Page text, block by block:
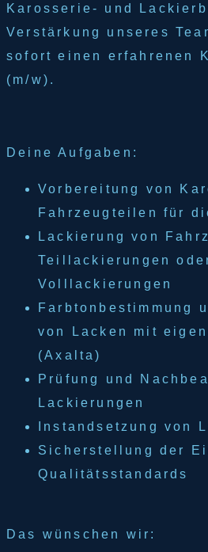
Karosserie- und
Verstärkung unseres
sofort einen erfahrenen
(m/w).
Deine Aufgaben:
Vorbereitung von
Fahrzeugteilen für
Lackierung von
Teillackierungen
Volllackierungen
Farbtonbestimmung
von Lacken mit
(Axalta)
Prüfung und
Lackierungen
Instandsetzung von
Sicherstellung der
Qualitätsstandards
Das wünschen wir: